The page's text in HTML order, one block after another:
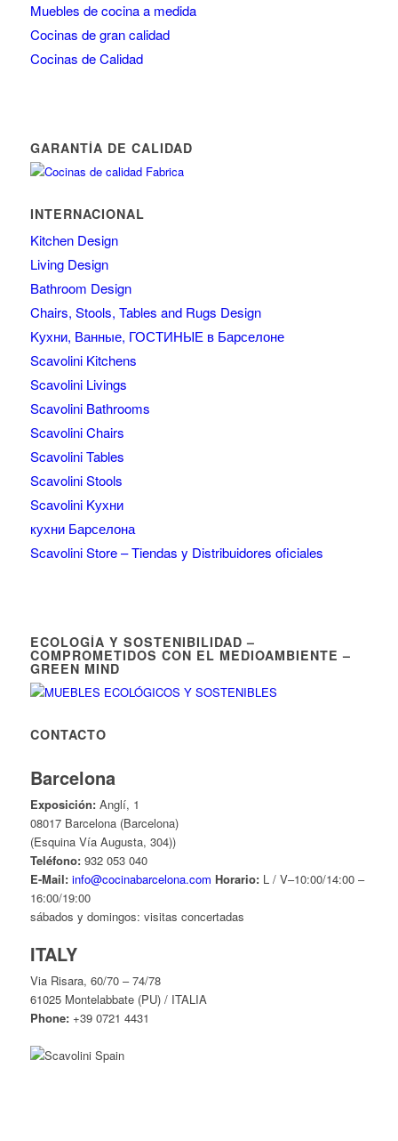
Muebles de cocina a medida
Cocinas de gran calidad
Cocinas de Calidad
GARANTÍA DE CALIDAD
INTERNACIONAL
Kitchen Design
Living Design
Bathroom Design
Chairs, Stools, Tables and Rugs Design
Kухни, Ванные, ГОСТИНЫЕ в Барселоне
Scavolini Kitchens
Scavolini Livings
Scavolini Bathrooms
Scavolini Chairs
Scavolini Tables
Scavolini Stools
Scavolini Kухни
кухни Барселона
Scavolini Store – Tiendas y Distribuidores oficiales
ECOLOGÍA Y SOSTENIBILIDAD –
COMPROMETIDOS CON EL MEDIOAMBIENTE –
GREEN MIND
CONTACTO
Barcelona
Exposición:Anglí, 1
08017 Barcelona (Barcelona)
(Esquina Vía Augusta, 304))
Teléfono:932 053 040
E-Mail: info@cocinabarcelona.com Horario:L / V–10:00/14:00 –
16:00/19:00
sábados y domingos: visitas concertadas
ITALY
Via Risara, 60/70 – 74/78
61025 Montelabbate (PU) / ITALIA
Phone:+39 0721 4431